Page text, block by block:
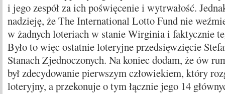
i jego zespół za ich poświęcenie i wytrwałość.
nadzieję, że The International Lotto Fund nie
w żadnych loteriach w stanie Wirginia i faktycznie
Było to więc ostatnie loteryjne przedsięwzięcie
Stanach Zjednoczonych. Na koniec dodam, że ów
był zdecydowanie pierwszym człowiekiem, który
loteryjny, a przekonuje o tym łącznie jego 14